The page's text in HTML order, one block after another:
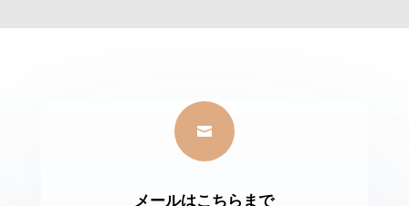

メールはこちらまで